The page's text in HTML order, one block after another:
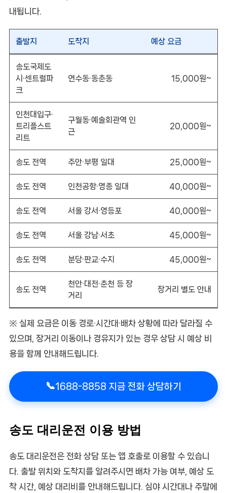
내됩니다.
출발지 도착지 예상 요금
송도국제도
시·센트럴파
크
연수동·동춘동 15,000원~
인천대입구·
트리플스트
리트
구월동·예술회관역 인
근
20,000원~
송도 전역 주안·부평 일대 25,000원~
송도 전역 인천공항·영종 일대 40,000원~
송도 전역 서울 강서·영등포 40,000원~
송도 전역 서울 강남·서초 45,000원~
송도 전역 분당·판교·수지 45,000원~
송도 전역
천안·대전·춘천 등 장
거리
장거리 별도 안내
※ 실제 요금은 이동 경로·시간대·배차 상황에 따라 달라질 수
있으며, 장거리 이동이나 경유지가 있는 경우 상담 시 예상 비
용을 함께 안내해드립니다.
📞1688-8858 지금 전화 상담하기
송도 대리운전 이용 방법
송도 대리운전은 전화 상담 또는 앱 호출로 이용할 수 있습니
다. 출발 위치와 도착지를 알려주시면 배차 가능 여부, 예상 도
착 시간, 예상 대리비를 안내해드립니다. 심야 시간대나 주말에